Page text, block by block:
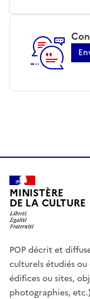
MINISTÈRE
DE LA CULTURE
POP décrit et
culturels étudiés
édifices ou sites,
photographies, etc.)